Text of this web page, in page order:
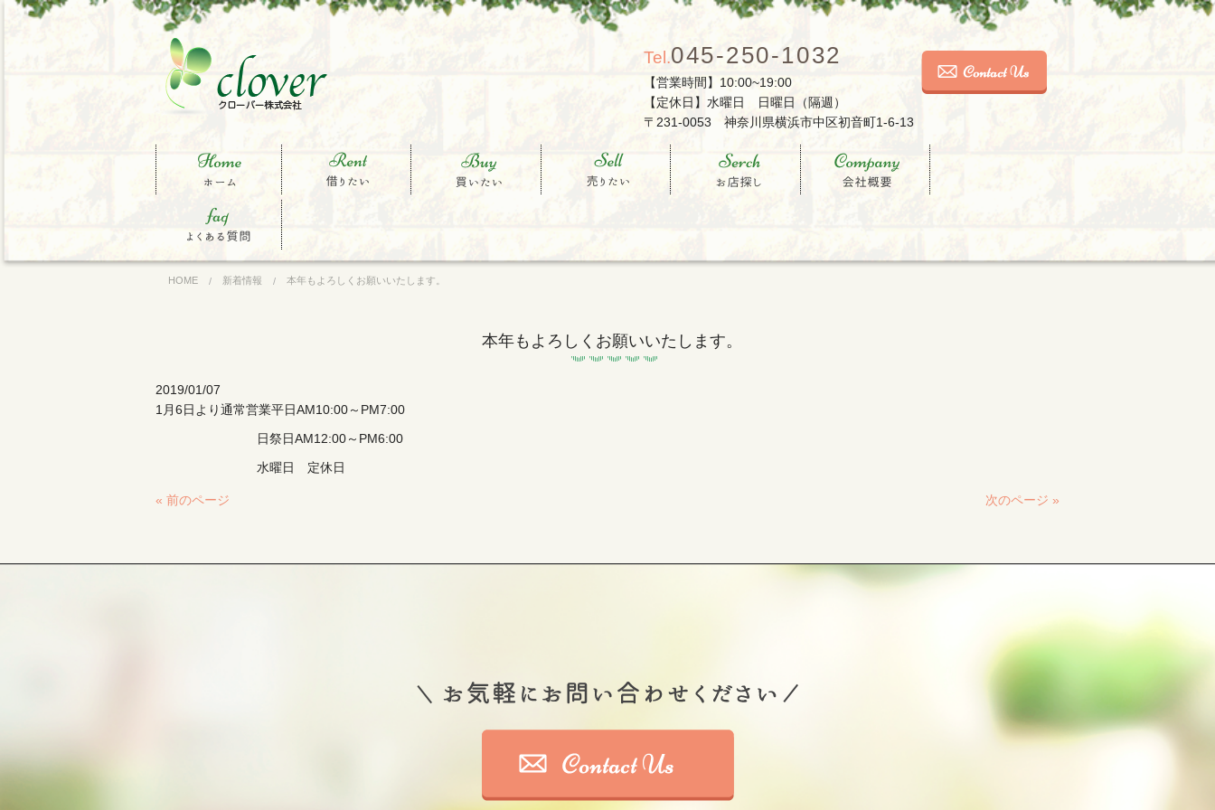
Tel.045-250-1032
【営業時間】10:00~19:00
【定休日】水曜日 日曜日（隔週）
〒231-0053 神奈川県横浜市中区初音町1-6-13
借りたい 買いたい 売りたい お店を探す 会社概要
HOME 新着情報 本年もよろしくお願いいたします。
本年もよろしくお願いいたします。
2019/01/07
1月6日より通常営業平日AM10:00～PM7:00
日祭日AM12:00～PM6:00
水曜日 定休日
« 前のページ 次のページ »